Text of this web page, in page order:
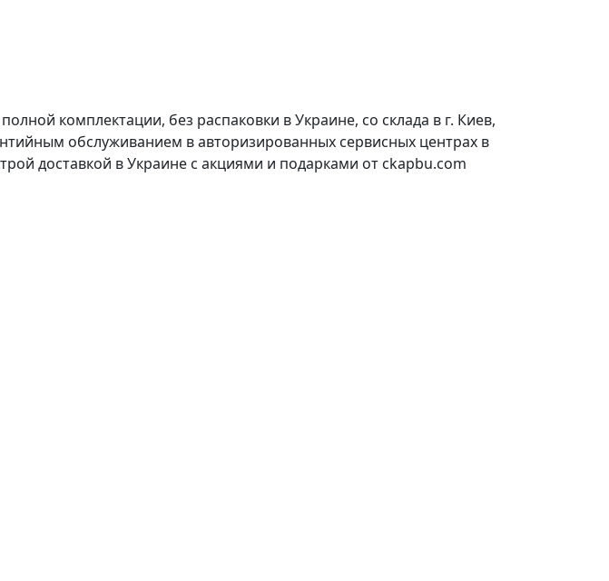
комплектации, без распаковки в Украине, со склада в г. Киев,
обслуживанием в авторизированных сервисных центрах в
доставкой в Украине с акциями и подарками от ckapbu.com